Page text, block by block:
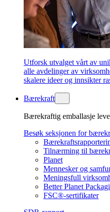
Utforsk utvalget vårt av
alle avdelinger av
skalere ideer og innsikter
Bærekraft
Bærekraftig emballasje
Besøk seksjonen for
Tilnærming til
Planet
Mennesker og
Meningsfull
Better Planet
FSC®-sertifikater